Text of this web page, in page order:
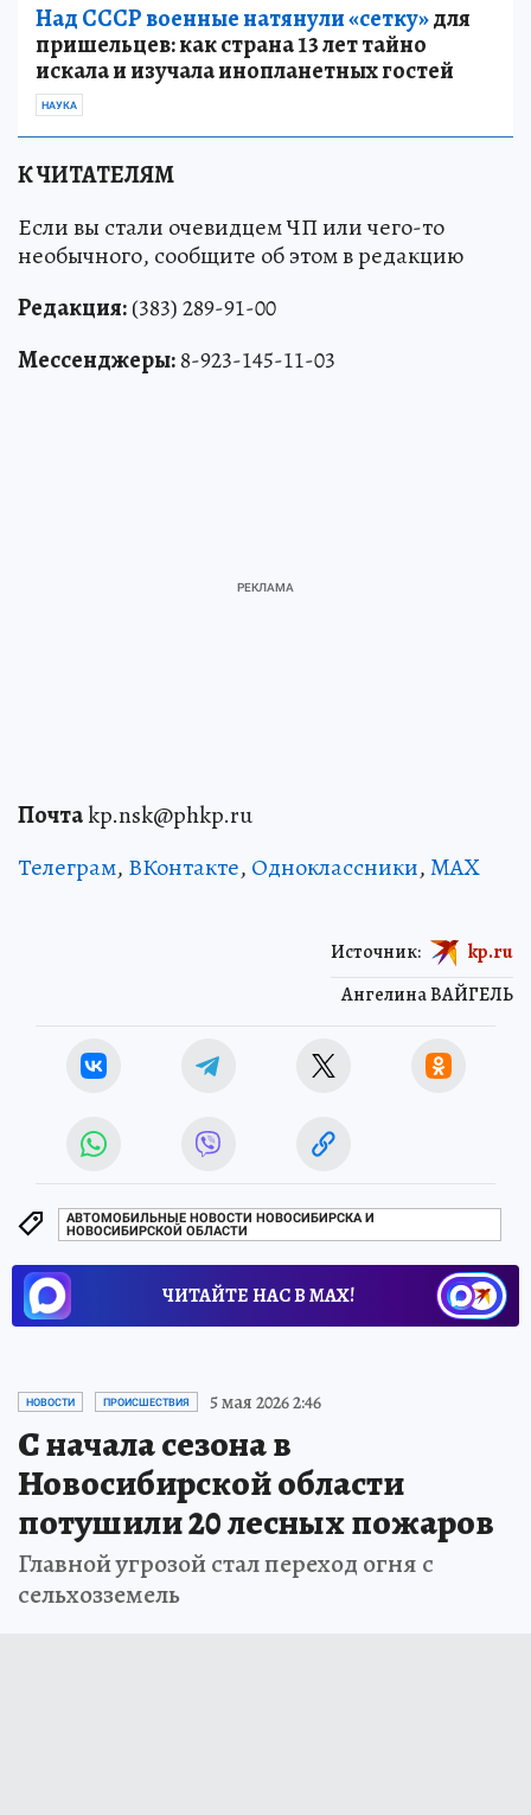
Над СССР военные натянули «сетку»для
пришельцев: как страна 13 лет тайно
искала и изучала инопланетных гостей
НАУКА
К ЧИТАТЕЛЯМ
Если вы стали очевидцем ЧП или чего-то
необычного, сообщите об этом в редакцию
Редакция:(383) 289-91-00
Мессенджеры:8-923-145-11-03
Почтаkp.nsk@phkp.ru
Телеграм, ВКонтакте, Одноклассники,MAX
Ангелина ВАЙГЕЛЬ
Источник: kp.ru
АВТОМОБИЛЬНЫЕ НОВОСТИ НОВОСИБИРСКА И
НОВОСИБИРСКОЙ ОБЛАСТИ
ЧИТАЙТЕ НАС В МАХ!
НОВОСТИ ПРОИСШЕСТВИЯ 5 мая 2026 2:46
С начала сезона в
Новосибирской области
потушили 20 лесных пожаров
Главной угрозой стал переход огня с
сельхозземель